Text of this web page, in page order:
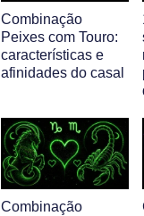
Combinação
Peixes com Touro:
características e
afinidades do casal
Combinação